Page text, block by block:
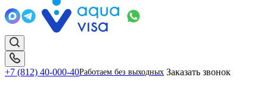
+7 (812) 40-000-40Работаем без выходных Заказать звонок